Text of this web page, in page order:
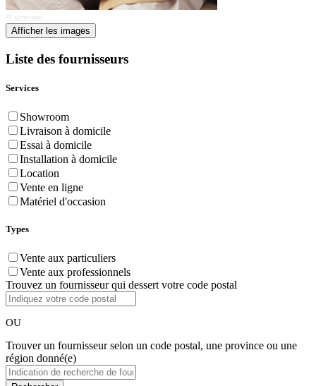
© sensotec
Afficher les images
Liste des fournisseurs
Services
Showroom
Livraison à domicile
Essai à domicile
Installation à domicile
Location
Vente en ligne
Matériel d'occasion
Types
Vente aux particuliers
Vente aux professionnels
Trouvez un fournisseur qui dessert votre code postal
OU
Trouver un fournisseur selon un code postal, une province ou une
région donné(e)